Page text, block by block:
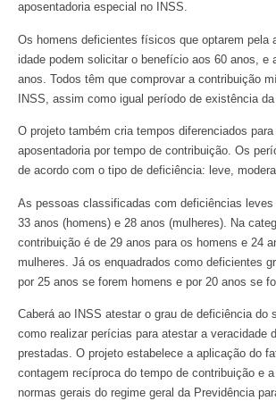
aposentadoria especial no INSS.
Os homens deficientes físicos que optarem pela
idade podem solicitar o benefício aos 60 anos, e
anos. Todos têm que comprovar a contribuição
INSS, assim como igual período de existência da
O projeto também cria tempos diferenciados
aposentadoria por tempo de contribuição. Os
de acordo com o tipo de deficiência: leve,
As pessoas classificadas com deficiências leves
33 anos (homens) e 28 anos (mulheres). Na
contribuição é de 29 anos para os homens e 24
mulheres. Já os enquadrados como deficientes
por 25 anos se forem homens e por 20 anos se
Caberá ao INSS atestar o grau de deficiência do
como realizar perícias para atestar a veracidade
prestadas. O projeto estabelece a aplicação do
contagem recíproca do tempo de contribuição e
normas gerais do regime geral da Previdência